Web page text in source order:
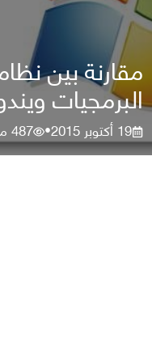
مقارنة بين
البرمجيات
19 أكتوبر 2015 •
487